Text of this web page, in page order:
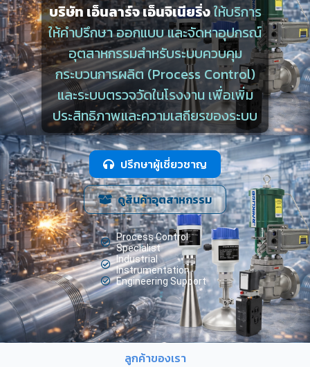
บริษัท เอ็นลาร์จ เอ็นจิเนียริ่งให้บริการ
ให้คำปรึกษา ออกแบบ และจัดหาอุปกรณ์
อุตสาหกรรมสำหรับระบบควบคุม
กระบวนการผลิต (Process Control)
และระบบตรวจวัดในโรงงาน เพื่อเพิ่ม
ประสิทธิภาพและความเสถียรของระบบ
ปรึกษาผู้เชี่ยวชาญ
ดูสินค้าอุตสาหกรรม
Process Control
Specialist
Industrial
Instrumentation
Engineering Support
ลูกค้าของเรา